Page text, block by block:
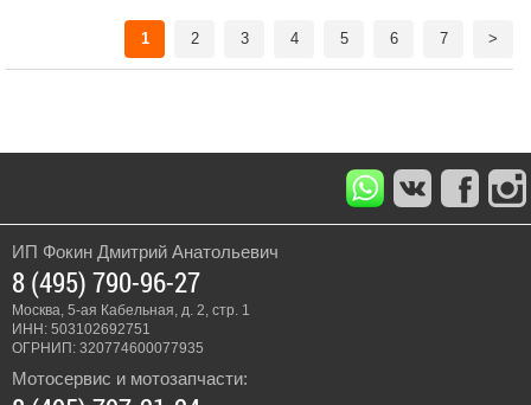
1 2 3 4 5 6 7 >
ИП Фокин Дмитрий Анатольевич
8 (495) 790-96-27
Москва, 5-ая Кабельная, д. 2, стр. 1
ИНН: 503102692751
ОГРНИП: 320774600077935
Мотосервис и мотозапчасти: